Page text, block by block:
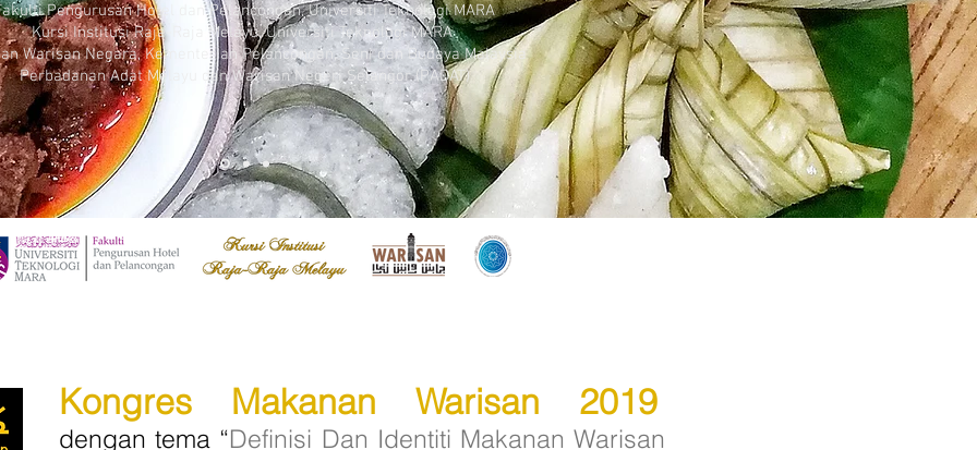
Pengurusan Hotel dan Pelancongan, Universiti Teknologi MARA
Kursi Institusi Raja-Raja Melayu, Universiti Teknologi MARA
Warisan Negara, Kementerian Pelancongan, Seni dan Budaya Malaysia
Perbadanan Adat Melayu dan Warisan Negeri Selangor (PADAT)
Kongres Makanan Warisan 2019
dengan tema “Definisi Dan Identiti Makanan Warisan